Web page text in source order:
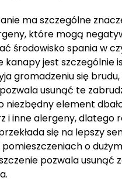
ma szczególne
które mogą
środowisko spania w
kanapy jest
gromadzeniu się brudu,
usunąć te
element
i inne alergeny,
się na lepszy
o
pozwala usunąć